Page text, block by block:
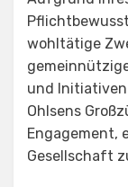
wohltätige
und
Ohlsens
Engagement,
Gesellschaft